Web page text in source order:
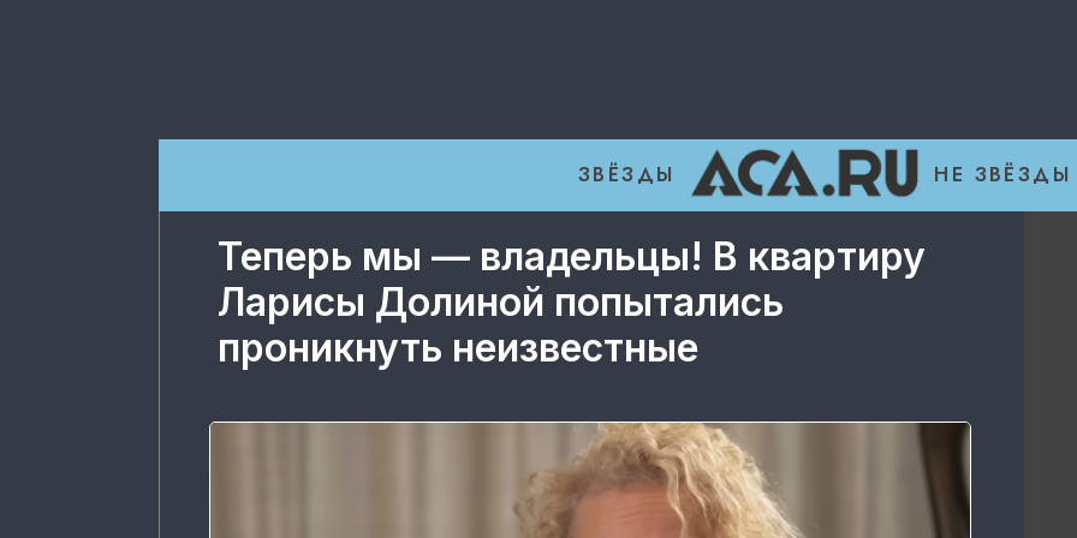
ЗВЁЗДЫ НЕ ЗВЁЗДЫ
Теперь мы — владельцы! В квартиру
Ларисы Долиной попытались
проникнуть неизвестные